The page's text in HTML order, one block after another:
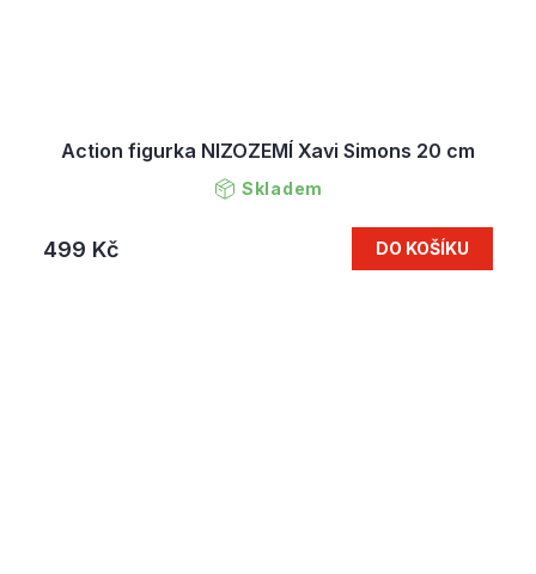
Action figurka NIZOZEMÍ Xavi Simons 20 cm
Skladem
499 Kč DO KOŠÍKU